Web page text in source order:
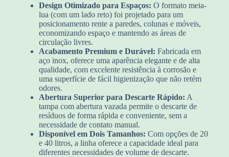
Design Otimizado para Espaços: O formato meia-
lua (com um lado reto) foi projetado para um
posicionamento rente a paredes, colunas e móveis,
economizando espaço e mantendo as áreas de
circulação livres.
Acabamento Premium e Durável: Fabricada em
aço inox, oferece uma aparência elegante e de alta
qualidade, com excelente resistência à corrosão e
uma superfície de fácil higienização que não retém
odores.
Abertura Superior para Descarte Rápido: A
tampa com abertura vazada permite o descarte de
resíduos de forma rápida e conveniente, sem a
necessidade de contato manual.
Disponível em Dois Tamanhos: Com opções de 20
e 40 litros, a linha oferece a capacidade ideal para
diferentes necessidades de volume de descarte.